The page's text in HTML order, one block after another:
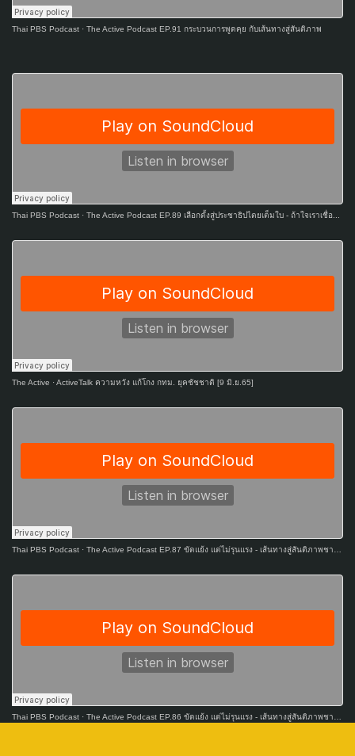
Thai PBS Podcast · The Active Podcast EP.91 กระบวนการพูดคุย กับเส้นทางสู่สันติภาพ
Thai PBS Podcast · The Active Podcast EP.89 เลือกตั้งสู่ประชาธิปไตยเต็มใบ - ถ้าใจเราเชื่อ...
The Active ·ActiveTalk ความหวัง แก้โกง กทม. ยุคชัชชาติ [9 มิ.ย.65]
Thai PBS Podcast · The Active Podcast EP.87 ขัดแย้ง แต่ไม่รุนแรง - เส้นทางสู่สันติภาพชายแดนใต้
Thai PBS Podcast · The Active Podcast EP.86 ขัดแย้ง แต่ไม่รุนแรง - เส้นทางสู่สันติภาพชายแดนใต้